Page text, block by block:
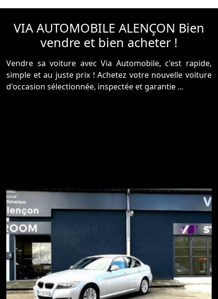
VIA AUTOMOBILE ALENÇON Bien
vendre et bien acheter !
Vendre sa voiture avec Via Automobile, c'est rapide,
simple et au juste prix ! Achetez votre nouvelle voiture
d'occasion sélectionnée, inspectée et garantie ...